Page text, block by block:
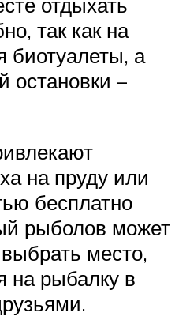
так как на
биотуалеты, а
остановки –
на пруду или
бесплатно
рыболов может
место,
на рыбалку в